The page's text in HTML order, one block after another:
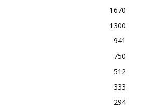
1670
1300
941
750
512
333
294